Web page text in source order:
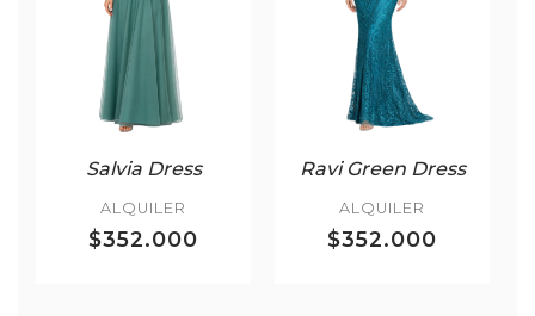
Salvia Dress
ALQUILER
$352.000
Ravi Green Dress
ALQUILER
$352.000